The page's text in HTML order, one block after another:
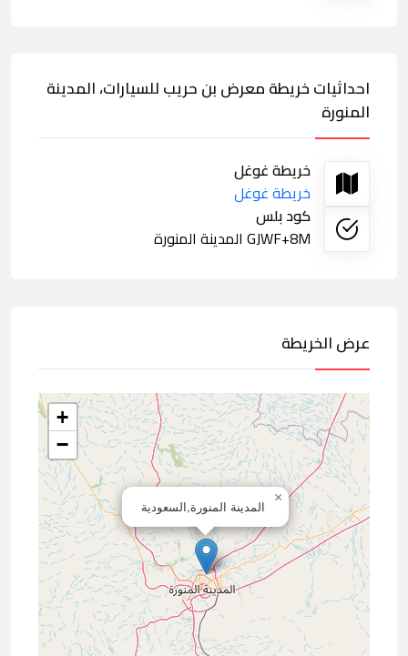
احداثيات خريطة معرض بن حريب للسيارات، المدينة
المنورة
خريطة غوغل
خريطة غوغل
كود بلس
GJWF+8M المدينة المنورة
عرض الخريطة
المدينة المنورة,السعودية
×
+
−